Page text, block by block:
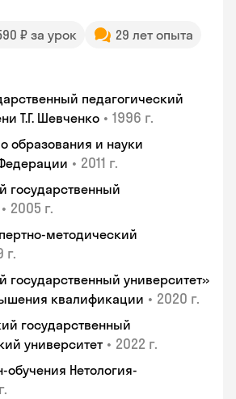
₽ за урок
29 лет опыта
педагогический
Т.Г. Шевченко • 1996 г.
образования и науки
• 2011 г.
государственный
• 2005 г.
методический
г.
государственный университет»
квалификации • 2020 г.
государственный
университет • 2022 г.
обучения Нетология-